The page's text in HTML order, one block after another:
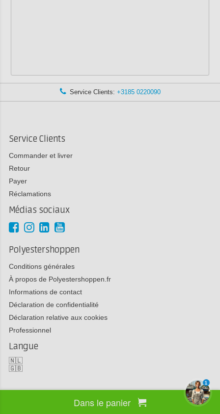
Dans le panier
Service Clients: +3185 0220090
Service Clients
Commander et livrer
Retour
Payer
Réclamations
Médias sociaux
Polyestershoppen
Conditions générales
À propos de Polyestershoppen.fr
Informations de contact
Déclaration de confidentialité
Déclaration relative aux cookies
Professionnel
Langue
🇳🇱
🇬🇧
Copyright 2026 Polyestershoppen bv
1